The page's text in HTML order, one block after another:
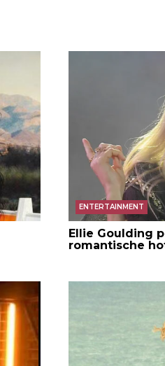
ENTERTAINMENT
Ellie Goulding
romantische